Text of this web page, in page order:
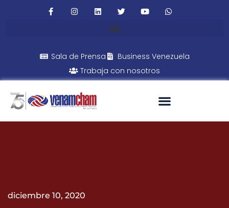
Sala de Prensa
Business Venezuela
Trabaja con nosotros
diciembre 10, 2020